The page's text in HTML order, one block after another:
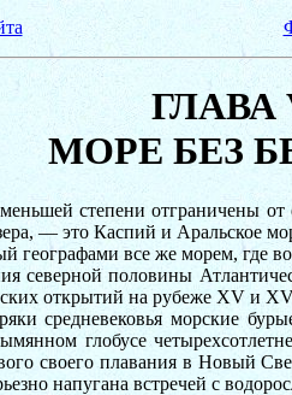
ГЛАВА
МОРЕ БЕЗ
степени отграничены
— это Каспий и Аральское
географами все же морем, где
северной половины
открытий на рубеже XV и
средневековья морские
глобусе
своего плавания в Новый
напугана встречей с